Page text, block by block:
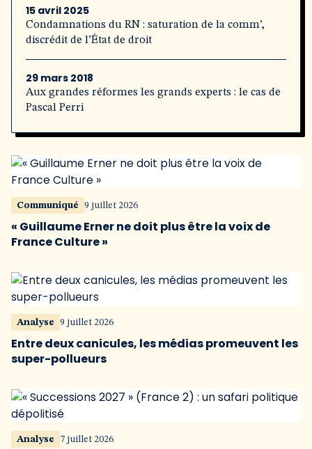
15 avril 2025
Condamnations du RN : saturation de la comm’,
discrédit de l’État de droit
29 mars 2018
Aux grandes réformes les grands experts : le cas de
Pascal Perri
Communiqué 9 juillet 2026
« Guillaume Erner ne doit plus être la voix de
France Culture »
Analyse 9 juillet 2026
Entre deux canicules, les médias promeuvent les
super-pollueurs
Analyse 7 juillet 2026